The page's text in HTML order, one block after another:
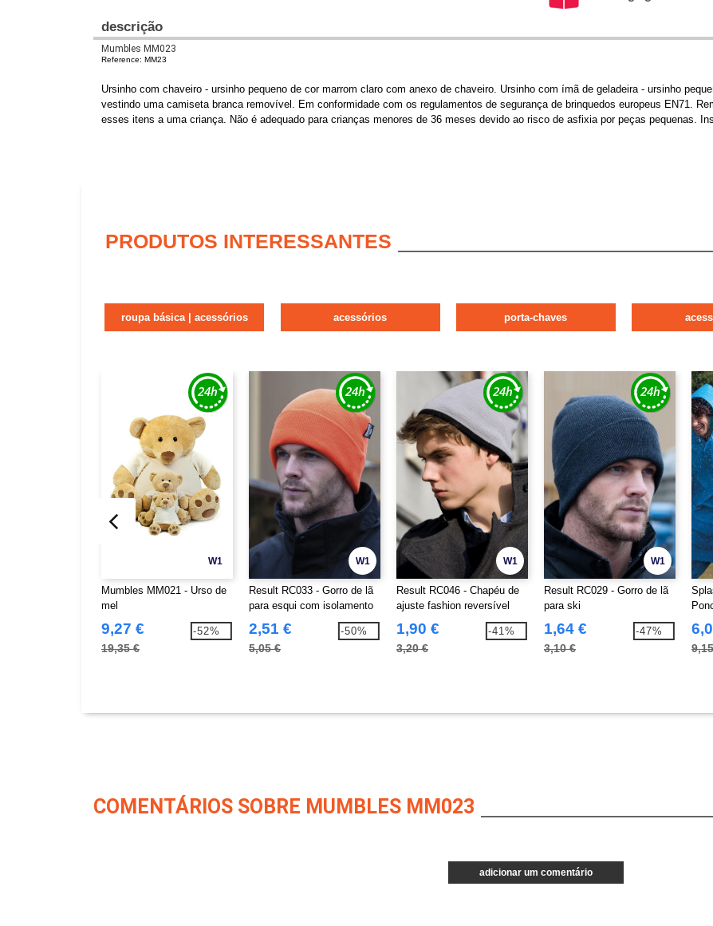
descrição
Mumbles MM023
Reference: MM23
Ursinho com chaveiro - ursinho pequeno de cor marrom claro com anexo de chaveiro. Ursinho com ímã de geladeira - ursinho
vestindo uma camiseta branca removível. Em conformidade com os regulamentos de segurança de brinquedos europeus EN71.
esses itens a uma criança. Não é adequado para crianças menores de 36 meses devido ao risco de asfixia por peças pequenas.
PRODUTOS INTERESSANTES
roupa básica | acessórios acessórios porta-chaves
W1
Mumbles MM021 - Urso de
mel
9,27 €
19,35 €
-52%
W1
Result RC033 - Gorro de lã
para esqui com isolamento
Thinsulate™
2,51 €
5,05 €
-50%
W1
Result RC046 - Chapéu de
ajuste fashion reversível
1,90 €
3,20 €
-41%
W1
Result RC029 - Gorro de lã
para ski
1,64 €
3,10 €
-47%
COMENTÁRIOS SOBRE MUMBLES MM023
adicionar um comentário